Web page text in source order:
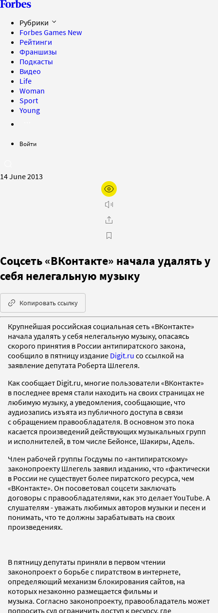
Рубрики
Forbes Games New
Рейтинги
Франшизы
Подкасты
Видео
Life
Woman
Sport
Young
Войти
14 June 2013
Соцсеть «ВКонтакте» начала удалять у
себя нелегальную музыку
Копировать ссылку
Крупнейшая российская социальная сеть «ВКонтакте»
начала удалять у себя нелегальную музыку, опасаясь
скорого принятия в России антипиратского закона,
сообщило в пятницу издание Digit.ru со ссылкой на
заявление депутата Роберта Шлегеля.
Как сообщает Digit.ru, многие пользователи «ВКонтакте»
в последнее время стали находить на своих страницах не
любимую музыку, а уведомления, сообщающие, что
аудиозапись изъята из публичного доступа в связи
с обращением правообладателя. В основном это пока
касается произведений действующих музыкальных групп
и исполнителей, в том числе Бейонсе, Шакиры, Адель.
Член рабочей группы Госдумы по «антипиратскому»
законопроекту Шлегель заявил изданию, что «фактически
в России не существует более пиратского ресурса, чем
«ВКонтакте». Он посоветовал соцсети заключать
договоры с правообладателями, как это делает YouTube. А
слушателям - уважать любимых авторов музыки и песен и
понимать, что те должны зарабатывать на своих
произведениях.
В пятницу депутаты приняли в первом чтении
законопроект о борьбе с пиратством в интернете,
определяющий механизм блокирования сайтов, на
которых незаконно размещается фильмы и
музыка. Согласно законопроекту, правообладатель может
попросить суд ограничить доступ к ресурсу, где